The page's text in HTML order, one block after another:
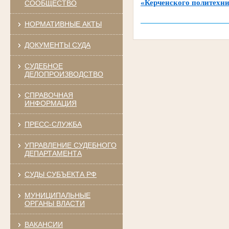
СООБЩЕСТВО
НОРМАТИВНЫЕ АКТЫ
ДОКУМЕНТЫ СУДА
СУДЕБНОЕ
ДЕЛОПРОИЗВОДСТВО
СПРАВОЧНАЯ
ИНФОРМАЦИЯ
ПРЕСС-СЛУЖБА
УПРАВЛЕНИЕ СУДЕБНОГО
ДЕПАРТАМЕНТА
СУДЫ СУБЪЕКТА РФ
МУНИЦИПАЛЬНЫЕ
ОРГАНЫ ВЛАСТИ
ВАКАНСИИ
«Керченского